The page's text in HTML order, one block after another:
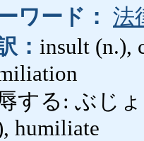
ワード： 法
： insult (n.),
する: ぶじ
humiliate